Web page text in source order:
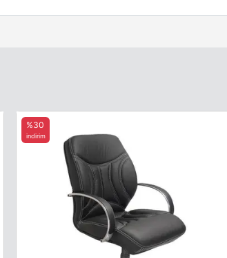
%30
indirim